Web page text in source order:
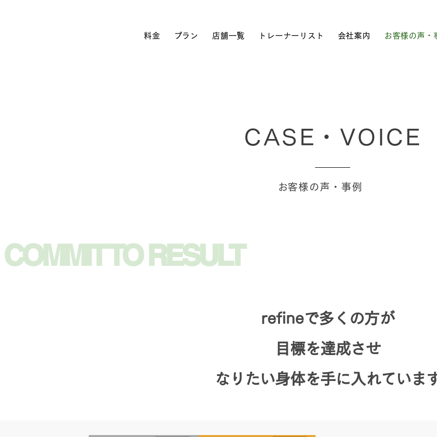
料金 プラン 店舗一覧 トレーナーリスト 会社案内 お客様の声・
​CASE・VOICE
​お客様の声・事例
​COMMIT TO RESULT
refineで多くの方が
目標を達成させ
なりたい身体を手に入れていま